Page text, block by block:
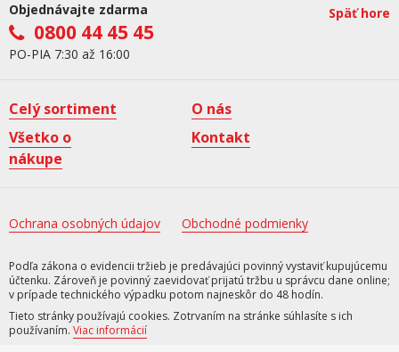
Objednávajte zdarma
0800 44 45 45
PO-PIA 7:30 až 16:00
Späť hore
Celý sortiment
O nás
Všetko o
nákupe
Kontakt
Ochrana osobných údajov Obchodné podmienky
Podľa zákona o evidencii tržieb je predávajúci povinný vystaviť kupujúcemu
účtenku. Zároveň je povinný zaevidovať prijatú tržbu u správcu dane online;
v prípade technického výpadku potom najneskôr do 48 hodín.
Tieto stránky používajú cookies. Zotrvaním na stránke súhlasíte s ich
používaním. Viac informácií